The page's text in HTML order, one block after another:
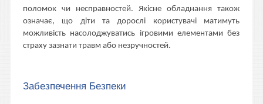
поломок чи несправностей. Якісне обладнання також
означає, що діти та дорослі користувачі матимуть
можливість насолоджуватись ігровими елементами без
страху зазнати травм або незручностей.
Забезпечення Безпеки